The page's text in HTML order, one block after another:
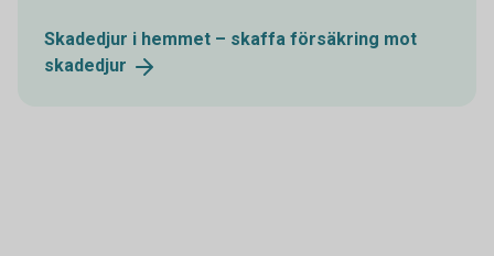
Skadedjur i hemmet – skaffa försäkring mot
skadedjur